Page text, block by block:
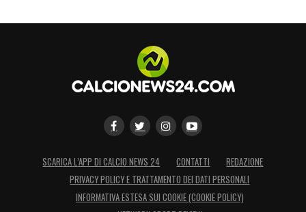
SCARICA L’APP DI CALCIO NEWS 24 CONTATTI
REDAZIONE
PRIVACY POLICY E TRATTAMENTO DEI DATI PERSONALI
INFORMATIVA ESTESA SUI COOKIE (COOKIE POLICY)